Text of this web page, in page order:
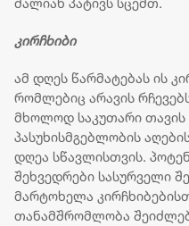
ძალიან პატივს სცემთ.
კირჩხიბი
ამ დღეს წარმატებას ის
რომლებიც არავის
მხოლოდ საკუთარი თავის
პასუხისმგებლობის
დღეა სწავლისთვის.
შეხვედრები სასურველი
მარტოხელა
თანამშრომლობა